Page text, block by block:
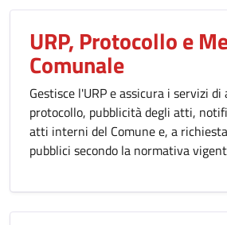
URP, Protocollo e
Comunale
Gestisce l'URP e assicura i servizi
protocollo, pubblicità degli atti,
atti interni del Comune e, a
pubblici secondo la normativa